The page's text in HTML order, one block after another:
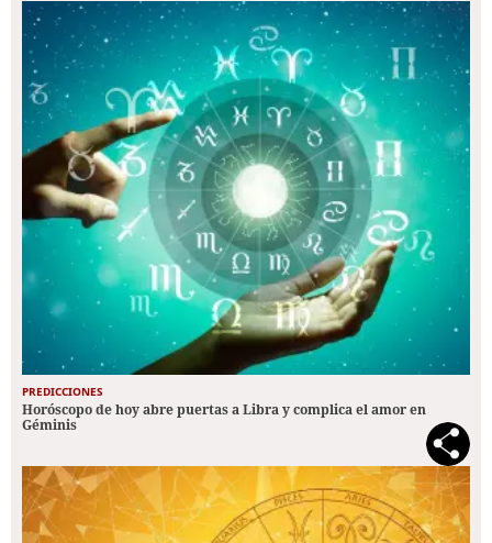
PREDICCIONES
Horóscopo de hoy abre puertas a Libra y complica el amor en
Géminis